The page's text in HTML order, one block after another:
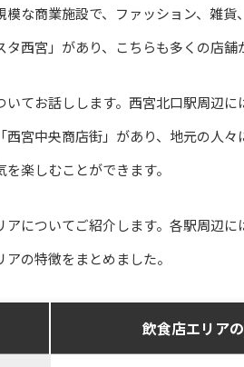
模な商業施設で、ファッション、雑
西宮」があり、こちらも多くの店舗
いてお話しします。西宮北口駅周辺
西宮中央商店街」があり、地元の人
楽しむことができます。
アについてご紹介します。各駅周辺
の特徴をまとめました。
飲食店エリア